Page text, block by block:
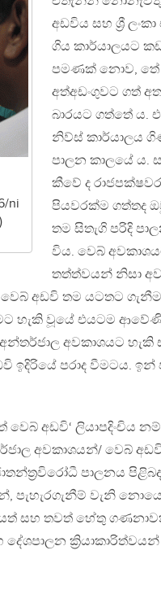
ni
අඩවිය සහ ශ්‍රී
ගිය කාර්යාලයට
පමණක් නොව, තේ
අත්අඩංගුවට ගත්
බාරයට ගත්තේ ය.
නිව්ස් කාර්යාලය
පාලන කාලයේ ය.
කීවේ ද
පියවරක්ම ගත්තද
තම සිතැගි පරිදි
විය. වෙබ්
තත්ත්වයන් නිසා
අඩවි තම යටතට
හැකි වූයේ එයටම
අවකාශයට
ඉදිරියේ පරාද වීමටය.
වෙබ් අඩවි‘ ලියාපදිංචිය
අවකාශයන්/ වෙබ්
පාලනය
පැහැරගැනීම් වැනි
සහ තවත් හේතු
ක්‍රියාකාරිත්වයන්